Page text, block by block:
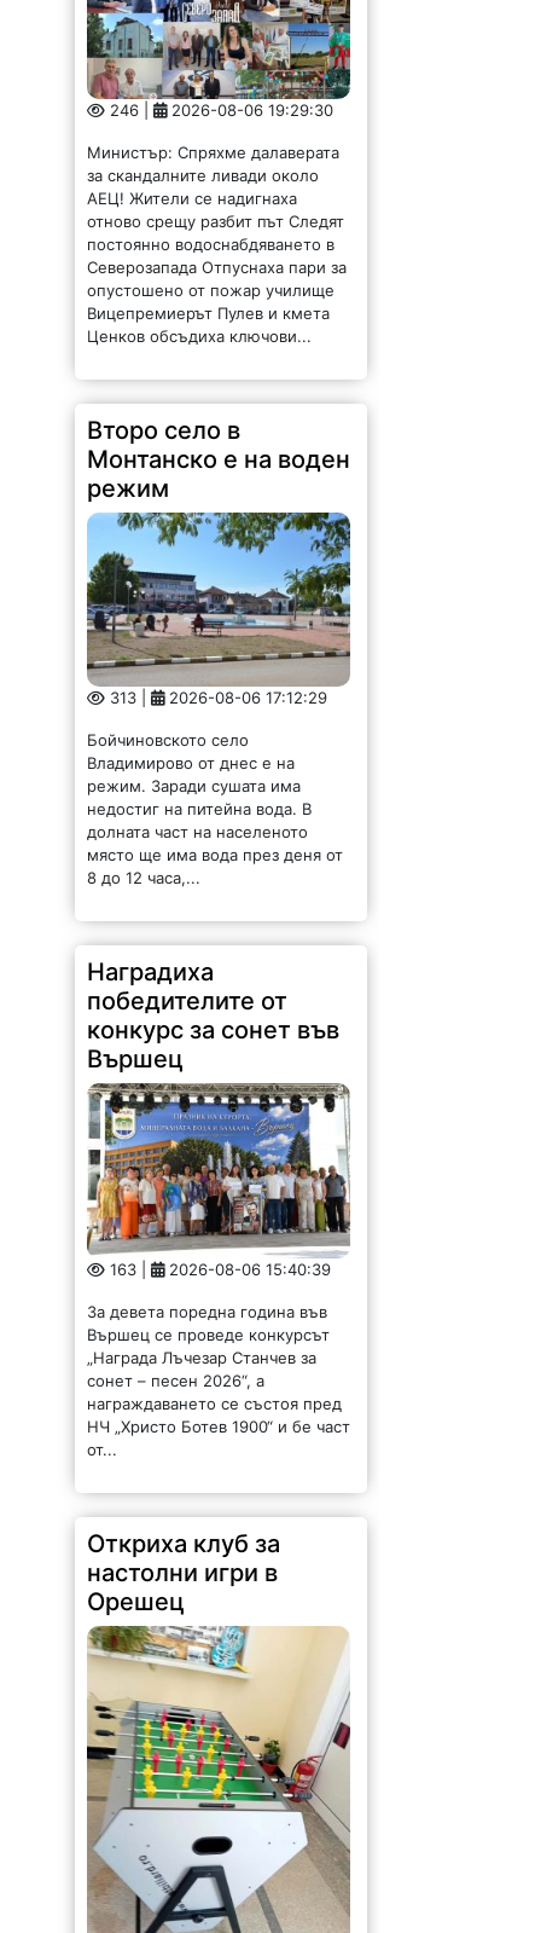
246 | 2026-08-06 19:29:30
Министър: Спряхме далаверата
за скандалните ливади около
АЕЦ! Жители се надигнаха
отново срещу разбит път Следят
постоянно водоснабдяването в
Северозапада Отпуснаха пари за
опустошено от пожар училище
Вицепремиерът Пулев и кмета
Ценков обсъдиха ключови...
Второ село в
Монтанско е на воден
режим
313 | 2026-08-06 17:12:29
Бойчиновското село
Владимирово от днес е на
режим. Заради сушата има
недостиг на питейна вода. В
долната част на населеното
място ще има вода през деня от
8 до 12 часа,...
Наградиха
победителите от
конкурс за сонет във
Вършец
163 | 2026-08-06 15:40:39
За девета поредна година във
Вършец се проведе конкурсът
„Награда Лъчезар Станчев за
сонет – песен 2026“, а
награждаването се състоя пред
НЧ „Христо Ботев 1900“ и бе част
от...
Откриха клуб за
настолни игри в
Орешец